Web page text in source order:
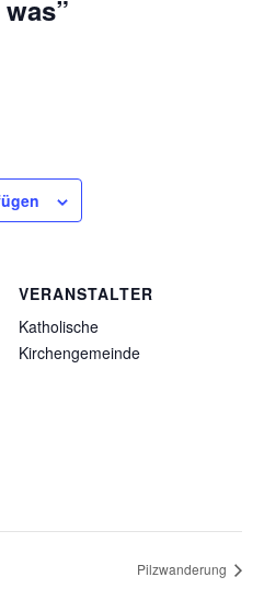
VERANSTALTER
Katholische
Kirchengemeinde
Pilzwanderung